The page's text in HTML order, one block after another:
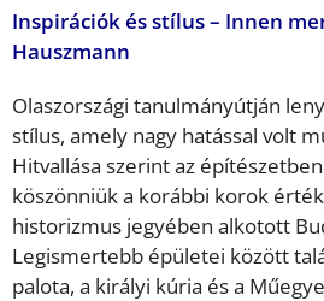
Inspirációk és stílus – Innen
Hauszmann
Olaszországi tanulmányútján
stílus, amely nagy hatással volt
Hitvallása szerint az
köszönniük a korábbi korok
historizmus jegyében alkotott
Legismertebb épületei között
palota, a királyi kúria és a